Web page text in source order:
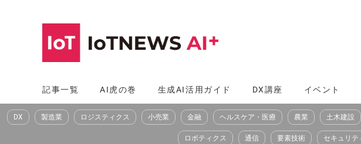
へ
ス
記事一覧 AI虎の巻 生成AI活用ガイド DX講座 イベント
DX 製造業 ロジスティクス 小売業 金融 ヘルスケア・医療 農業 土木建設
ロボティクス 通信 要素技術 セキュリテ